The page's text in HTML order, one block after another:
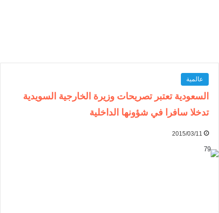
عالمية
السعودية تعتبر تصريحات وزيرة الخارجية السويدية
تدخلا سافرا في شؤونها الداخلية
2015/03/11